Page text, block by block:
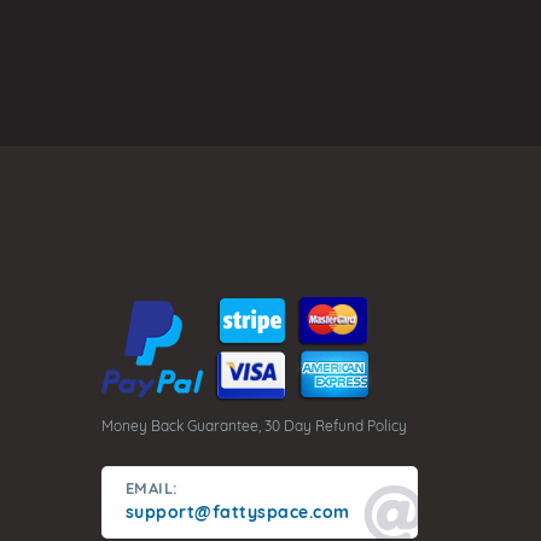
Money Back Guarantee, 30 Day Refund Policy
EMAIL:
support@fattyspace.com